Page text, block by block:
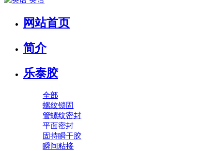
网站首页
简介
乐泰胶
全部
螺纹锁固
管螺纹密封
平面密封
固持瞬干胶
瞬间粘接